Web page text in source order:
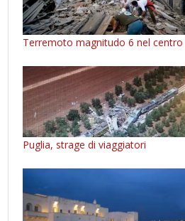
Terremoto magnitudo 6 nel
Puglia, strage di viaggiatori